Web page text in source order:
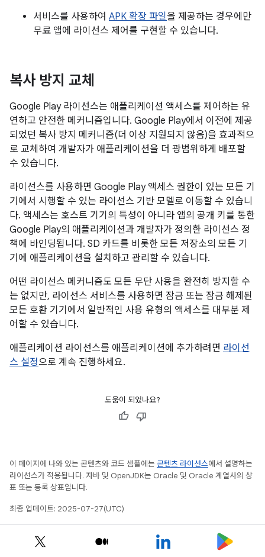
서비스를 사용하여 APK 확장 파일을 제공하는 경우에만
무료 앱에 라이선스 제어를 구현할 수 있습니다.
복사 방지 교체
Google Play 라이선스는 애플리케이션 액세스를 제어하는 유
연하고 안전한 메커니즘입니다. Google Play에서 이전에 제공
되었던 복사 방지 메커니즘(더 이상 지원되지 않음)을 효과적으
로 교체하여 개발자가 애플리케이션을 더 광범위하게 배포할
수 있습니다.
라이선스를 사용하면 Google Play 액세스 권한이 있는 모든 기
기에서 시행할 수 있는 라이선스 기반 모델로 이동할 수 있습니
다. 액세스는 호스트 기기의 특성이 아니라 앱의 공개 키를 통한
Google Play의 애플리케이션과 개발자가 정의한 라이선스 정
책에 바인딩됩니다. SD 카드를 비롯한 모든 저장소의 모든 기
기에 애플리케이션을 설치하고 관리할 수 있습니다.
어떤 라이선스 메커니즘도 모든 무단 사용을 완전히 방지할 수
는 없지만, 라이선스 서비스를 사용하면 잠금 또는 잠금 해제된
모든 호환 기기에서 일반적인 사용 유형의 액세스를 대부분 제
어할 수 있습니다.
애플리케이션 라이선스를 애플리케이션에 추가하려면 라이선
스 설정으로 계속 진행하세요.
도움이 되었나요?
이 페이지에 나와 있는 콘텐츠와 코드 샘플에는 콘텐츠 라이선스에서 설명하는
라이선스가 적용됩니다. 자바 및 OpenJDK는 Oracle 및 Oracle 계열사의 상
표 또는 등록 상표입니다.
최종 업데이트: 2025-07-27(UTC)